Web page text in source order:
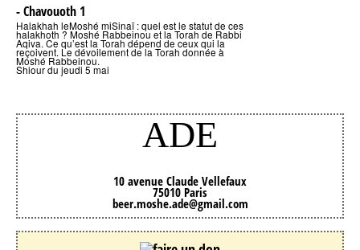
- Chavouoth 1
Halakhah leMoshé miSinaï : quel est le statut de ces
halakhoth ? Moshé Rabbeinou et la Torah de Rabbi
Aqiva. Ce qu’est la Torah dépend de ceux qui la
reçoivent. Le dévoilement de la Torah donnée à
Moshé Rabbeinou.
Shiour du jeudi 5 mai
ADE
10 avenue Claude Vellefaux
75010 Paris
beer.moshe.ade@gmail.com